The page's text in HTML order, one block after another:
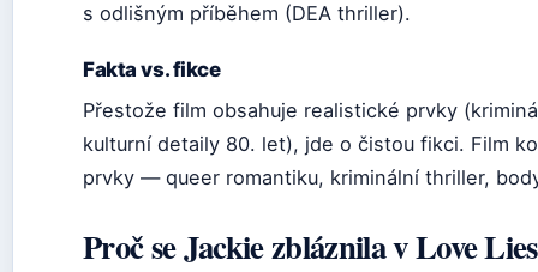
s odlišným příběhem (DEA thriller).
Fakta vs. fikce
Přestože film obsahuje realistické prvky
kulturní detaily 80. let), jde o čistou fikci. Film
prvky — queer romantiku, kriminální thriller,
Proč se Jackie zbláznila v Love